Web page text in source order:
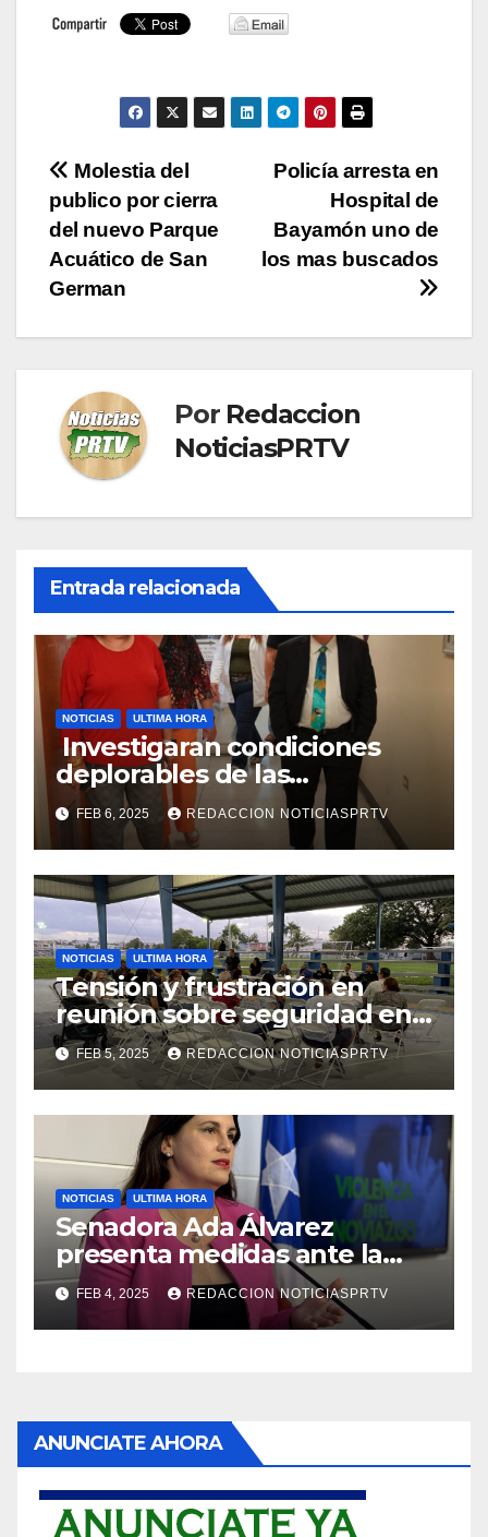
Navegación
de
entradas
Policía arresta en
Hospital de
Bayamón uno de
los mas buscados
Molestia del
publico por cierra
del nuevo Parque
Acuático de San
German
Por Redaccion
NoticiasPRTV
Entrada relacionada
NOTICIAS ULTIMA HORA
Investigaran condiciones
deplorables de las
facilidades el Departamento
de la Salud en Mayagüez
FEB 6, 2025 REDACCION NOTICIASPRTV
NOTICIAS ULTIMA HORA
Tensión y frustración en
reunión sobre seguridad en
Reparto Metropolitano
FEB 5, 2025 REDACCION NOTICIASPRTV
NOTICIAS ULTIMA HORA
Senadora Ada Álvarez
presenta medidas ante la
violencia en el noviazgo
FEB 4, 2025 REDACCION NOTICIASPRTV
ANUNCIATE AHORA